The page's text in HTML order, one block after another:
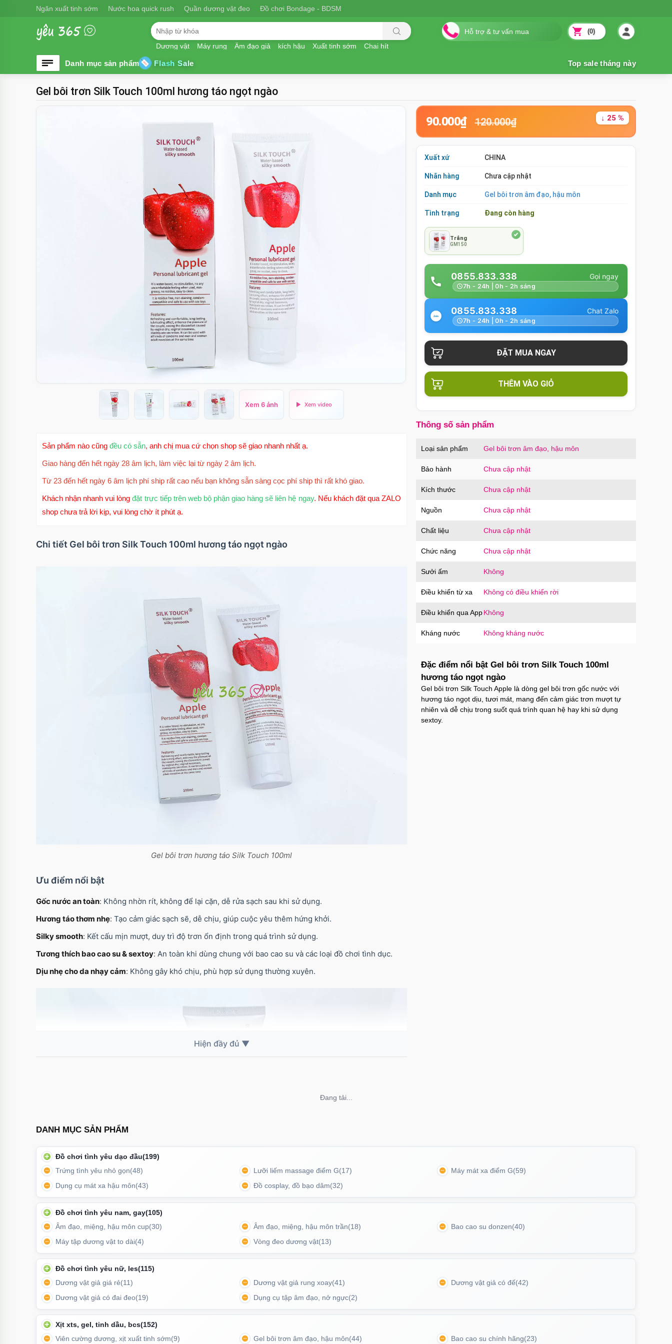
Ngăn xuất tinh sớm Nước hoa quick rush Quần dương vật đeo Đồ chơi Bondage - BDSM
Dương vật Máy rung Âm đạo giả kích hậu Xuất tinh sớm Chai hít
(0)
Flash Sale
Gel bôi trơn Silk Touch 100ml hương táo ngọt ngào
Xem 6 ảnh
90.000₫ 120.000₫ ↓ 25 %
Xuất xứ CHINA
Nhãn hàng Chưa cập nhật
Danh mục Gel bôi trơn âm đạo, hậu môn
Tình trạng Đang còn hàng
Trắng
GM150
0855.833.338
7h - 24h | 0h - 2h sáng
0855.833.338
7h - 24h | 0h - 2h sáng
THÊM VÀO GIỎ
Thông số sản phẩm
Loại sản phẩm Gel bôi trơn âm đạo, hậu môn
Bảo hành Chưa cập nhật
Kích thước Chưa cập nhật
Nguồn Chưa cập nhật
Chất liệu Chưa cập nhật
Chức năng Chưa cập nhật
Sưởi ấm Không
Điều khiển từ xa Không có điều khiển rời
Điều khiển qua AppKhông
Kháng nước Không kháng nước
Đặc điểm nổi bật Gel bôi trơn Silk Touch 100ml
hương táo ngọt ngào
Gel bôi trơn Silk Touch Apple là dòng gel bôi trơn gốc nước với
hương táo ngọt dịu, tươi mát, mang đến cảm giác trơn mượt tự
nhiên và dễ chịu trong suốt quá trình quan hệ hay khi sử dụng
sextoy.
Sản phẩm nào cũng đều có sẵn, anh chị mua cứ chọn shop sẽ giao nhanh nhất ạ.
Giao hàng đến hết ngày 28 âm lịch, làm việc lại từ ngày 2 âm lịch.
Từ 23 đến hết ngày 6 âm lịch phí ship rất cao nếu bạn không sẵn sàng cọc phí ship thì rất khó giao.
Khách nhận nhanh vui lòngđặt trực tiếp trên web bộ phận giao hàng sẽ liên hệ ngay. Nếu khách đặt qua ZALO
shop chưa trả lời kịp, vui lòng chờ ít phút ạ.
Chi tiết Gel bôi trơn Silk Touch 100ml hương táo ngọt ngào
Gel bôi trơn hương táo Silk Touch 100ml
Ưu điểm nổi bật
Gốc nước an toàn: Không nhờn rít, không để lại cặn, dễ rửa sạch sau khi sử dụng.
Hương táo thơm nhẹ: Tạo cảm giác sạch sẽ, dễ chịu, giúp cuộc yêu thêm hứng khởi.
Silky smooth: Kết cấu mịn mượt, duy trì độ trơn ổn định trong quá trình sử dụng.
Tương thích bao cao su & sextoy: An toàn khi dùng chung với bao cao su và các loại đồ chơi tình dục.
Dịu nhẹ cho da nhạy cảm: Không gây khó chịu, phù hợp sử dụng thường xuyên.
Sản phẩm giúp giảm ma sát hiệu quả, hạn chế khô rát, phù hợp cho cả nam và nữ.
Công dụng
Hỗ trợbôi trơn khi quan hệ, giảm khô rát và đau rát.
Tăng khoái cảm khidùng sextoycho nam và nữ.
Không thể tải nội dung
DANH MỤC SẢN PHẨM
Đồ chơi tình yêu dạo đầu(199)
Trứng tình yêu nhỏ gọn(48) Lưỡi liếm massage điểm G(17) Máy mát xa điểm G(59)
Dụng cụ mát xa hậu môn(43) Đồ cosplay, đồ bạo dâm(32)
Đồ chơi tình yêu nam, gay(105)
Âm đạo, miệng, hậu môn cup(30) Âm đạo, miệng, hậu môn trần(18) Bao cao su donzen(40)
Máy tập dương vật to dài(4) Vòng đeo dương vật(13)
Đồ chơi tình yêu nữ, les(115)
Dương vật giả giá rẻ(11) Dương vật giả rung xoay(41) Dương vật giả có đế(42)
Dương vật giả có đai đeo(19) Dụng cụ tập âm đạo, nở ngực(2)
Xịt xts, gel, tinh dầu, bcs(152)
Viên cường dương, xịt xuất tinh sớm(9) Gel bôi trơn âm đạo, hậu môn(44) Bao cao su chính hãng(23)